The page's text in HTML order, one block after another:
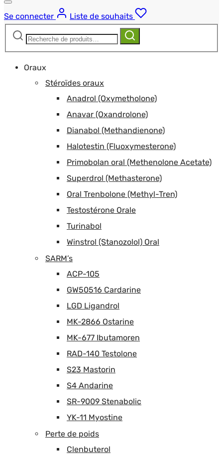
Se connecter
Liste de souhaits
Recherche
Recherche
Oraux
Stéroïdes oraux
Anadrol (Oxymetholone)
Anavar (Oxandrolone)
Dianabol (Methandienone)
Halotestin (Fluoxymesterone)
Primobolan oral (Methenolone Acetate)
Superdrol (Methasterone)
Oral Trenbolone (Methyl-Tren)
Testostérone Orale
Turinabol
Winstrol (Stanozolol) Oral
SARM’s
ACP-105
GW50516 Cardarine
LGD Ligandrol
MK-2866 Ostarine
MK-677 Ibutamoren
RAD-140 Testolone
S23 Mastorin
S4 Andarine
SR-9009 Stenabolic
YK-11 Myostine
Perte de poids
Clenbuterol